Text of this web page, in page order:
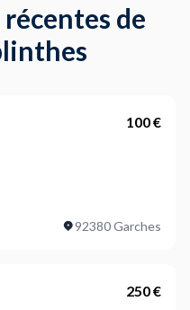
récentes de
100 €
92380 Garches
250 €